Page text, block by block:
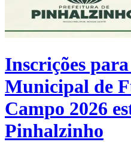
Inscrições
Municipal de
Campo 2026
Pinhalzinho